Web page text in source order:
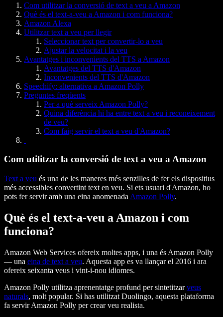
Com utilitzar la conversió de text a veu a Amazon
Què és el text-a-veu a Amazon i com funciona?
Amazon Alexa
Utilitzar text a veu per llegir
Seleccionar text per convertir-lo a veu
Ajustar la velocitat i la veu
Avantatges i inconvenients del TTS a Amazon
Avantatges del TTS d'Amazon
Inconvenients del TTS d'Amazon
Speechify: alternativa a Amazon Polly
Preguntes freqüents
Per a què serveix Amazon Polly?
Quina diferència hi ha entre text a veu i reconeixement
de veu?
Com faig servir el text a veu d'Amazon?
Com utilitzar la conversió de text a veu a Amazon
Text a veu és una de les maneres més senzilles de fer els dispositius
més accessibles convertint text en veu. Si ets usuari d'Amazon, ho
pots fer servir amb una eina anomenada Amazon Polly.
Què és el text-a-veu a Amazon i com
funciona?
Amazon Web Services ofereix moltes apps, i una és Amazon Polly
— una eina de text a veu. Aquesta app es va llançar el 2016 i ara
ofereix seixanta veus i vint-i-nou idiomes.
Amazon Polly utilitza aprenentatge profund per sintetitzarveus
naturals, molt popular. Si has utilitzat Duolingo, aquesta plataforma
fa servir Amazon Polly per crear veu realista.